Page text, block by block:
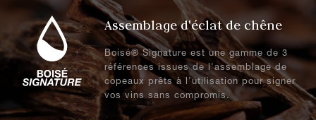
Assemblage d'éclat de chêne
Boisé® Signature est une gamme de 3
références issues de l'assemblage de
copeaux prêts à l'utilisation pour signer
vos vins sans compromis.